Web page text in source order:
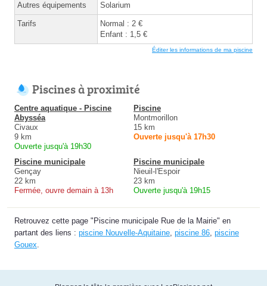
Autres équipements Solarium
Tarifs
Normal : 2 €
Enfant : 1,5 €
Éditer les informations de ma piscine
Piscines à proximité
Centre aquatique - Piscine
Abysséa
Civaux
9 km
Ouverte jusqu'à 19h30
Piscine
Montmorillon
15 km
Ouverte jusqu'à 17h30
Piscine municipale
Gençay
22 km
Fermée, ouvre demain à 13h
Piscine municipale
Nieuil-l'Espoir
23 km
Ouverte jusqu'à 19h15
Retrouvez cette page "Piscine municipale Rue de la Mairie" en
partant des liens : piscine Nouvelle-Aquitaine, piscine 86, piscine
Gouex.